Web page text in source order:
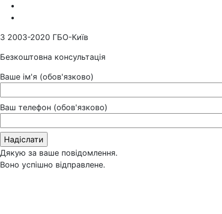
З 2003-2020 ГБО-Київ
Безкоштовна консультація
Ваше ім'я (обов'язково)
Ваш телефон (обов'язково)
Дякую за ваше повідомлення.
Воно успішно відправлене.